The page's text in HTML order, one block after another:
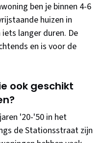
ben je binnen 4-6
huizen in
langer duren. De
en is voor de
ook geschikt
'20-'50 in het
de Stationsstraat zijn